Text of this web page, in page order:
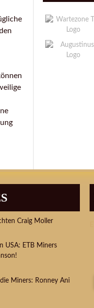
Craig Moller
USA: ETB Miners
Miners: Ronney Ani